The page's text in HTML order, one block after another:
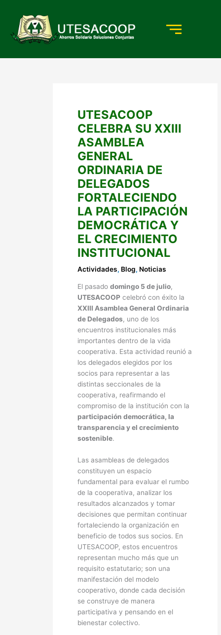
contenido
UTESACOOP
CELEBRA SU XXIII
ASAMBLEA
GENERAL
ORDINARIA DE
DELEGADOS
FORTALECIENDO
LA PARTICIPACIÓN
DEMOCRÁTICA Y
EL CRECIMIENTO
INSTITUCIONAL
Actividades, Blog, Noticias
El pasadodomingo 5 de julio,
UTESACOOP celebró con éxito la
XXIII Asamblea General Ordinaria
de Delegados, uno de los
encuentros institucionales más
importantes dentro de la vida
cooperativa. Esta actividad reunió a
los delegados elegidos por los
socios para representar a las
distintas seccionales de la
cooperativa, reafirmando el
compromiso de la institución con la
participación democrática, la
transparencia y el crecimiento
sostenible.
Las asambleas de delegados
constituyen un espacio
fundamental para evaluar el rumbo
de la cooperativa, analizar los
resultados alcanzados y tomar
decisiones que permitan continuar
fortaleciendo la organización en
beneficio de todos sus socios. En
UTESACOOP, estos encuentros
representan mucho más que un
requisito estatutario; son una
manifestación del modelo
cooperativo, donde cada decisión
se construye de manera
participativa y pensando en el
bienestar colectivo.